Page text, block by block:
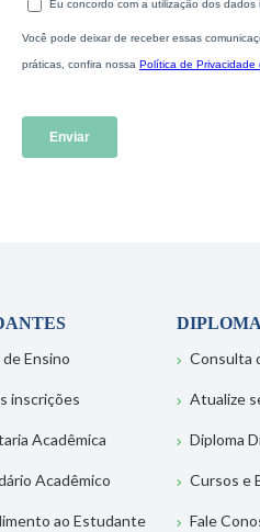
Ensino
inscrições
Acadêmica
Acadêmico
ao Estudante
Consulta
Atualize
Diploma
Cursos e
Fale